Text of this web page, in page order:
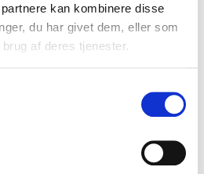
kan kombinere disse
du har givet dem, eller som
af deres tjenester.